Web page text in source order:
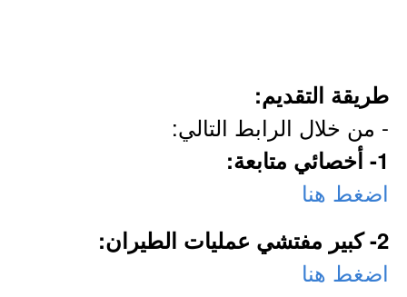
طريقة التقديم:
- من خلال الرابط التالي:
1- أخصائي متابعة:
اضغط هنا
2- كبير مفتشي عمليات الطيران:
اضغط هنا